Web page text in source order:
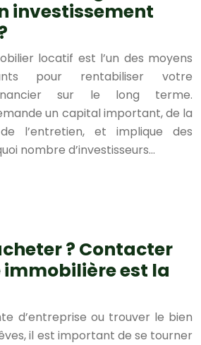
investissement
locatif est l’un des moyens
pour rentabiliser votre
sur le long terme.
un capital important, de la
l’entretien, et implique des
nombre d’investisseurs…
? Contacter
immobilière est la
d’entreprise ou trouver le bien
il est important de se tourner